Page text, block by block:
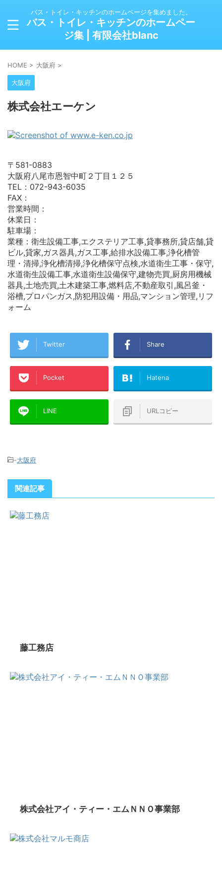
バス・トイレ・キッチンのホームページを集めました。
バス・トイレ・キッチンのホームペー
ジ集 | 有限会社blanc
HOME > 大阪府 >
大阪府
株式会社エーケン
〒581-0883
大阪府八尾市恩智中町２丁目１２５
TEL：072-943-6035
FAX：
営業時間：
休業日：
駐車場：
業種：衛生設備工事,エクステリア工事,貸事務所,貸店舗,貸
ビル,貸家,ガス器具,ガス工事,給排水設備工事,浄化槽管
理・清掃,浄化槽清掃,浄化槽保守点検,水道衛生工事・保守,
水道衛生設備工事,水道衛生設備保守,建物売買,厨房用機械
器具,土地売買,土木建築工事,燃料店,不動産取引,風呂釜・
浴槽,プロパンガス,防犯用設備・用品,マンション管理,リフ
ォーム
Twitter Share
Pocket Hatena
LINE URLコピー
-大阪府
関連記事
藤工務店
株式会社アイ・ティー・エムＮＮＯ事業部